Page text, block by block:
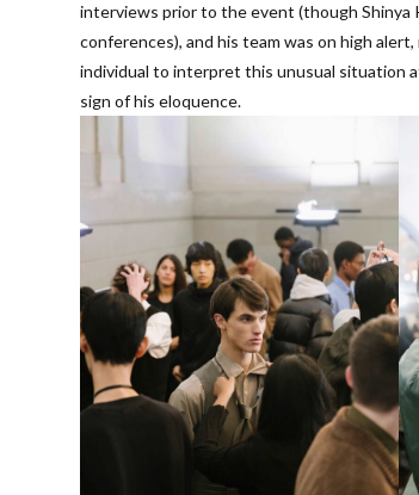
interviews prior to the event (though Shinya
conferences), and his team was on high
individual to interpret this unusual situation
sign of his eloquence.